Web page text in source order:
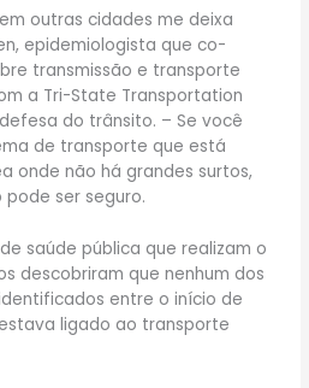
outras cidades me deixa
epidemiologista que co-
transmissão e transporte
a Tri-State Transportation
do trânsito. – Se você
de transporte que está
onde não há grandes surtos,
ser seguro.
saúde pública que realizam o
descobriram que nenhum dos
entre o início de
ligado ao transporte